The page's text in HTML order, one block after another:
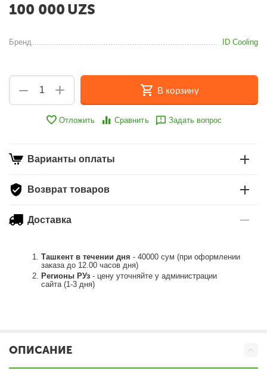
100 000 UZS
Бренд ID Cooling
+
− В корзину
Отложить Сравнить Задать вопрос
Варианты оплаты
Возврат товаров
Доставка
Ташкент в течении дня - 40000 сум (при оформлении
заказа до 12.00 часов дня)
Регионы РУз - цену уточняйте у администрации
сайта (1-3 дня)
ОПИСАНИЕ